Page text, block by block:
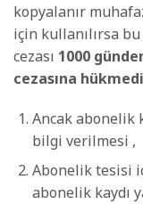
kopyalanır
için kullanılırsa
cezası 1000
cezasına
Ancak abonelik
bilgi verilmesi ,
Abonelik tesisi
abonelik kaydı